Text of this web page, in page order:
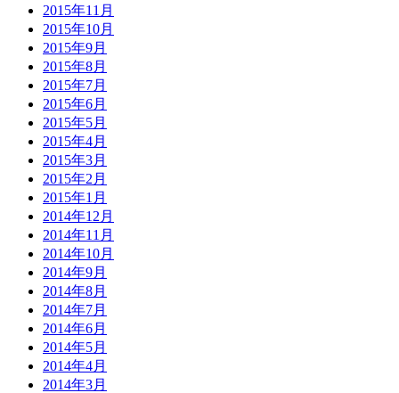
2015年11月
2015年10月
2015年9月
2015年8月
2015年7月
2015年6月
2015年5月
2015年4月
2015年3月
2015年2月
2015年1月
2014年12月
2014年11月
2014年10月
2014年9月
2014年8月
2014年7月
2014年6月
2014年5月
2014年4月
2014年3月